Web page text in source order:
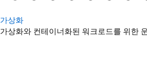
가상화
가상화와 컨테이너화된 워크로드를 위한